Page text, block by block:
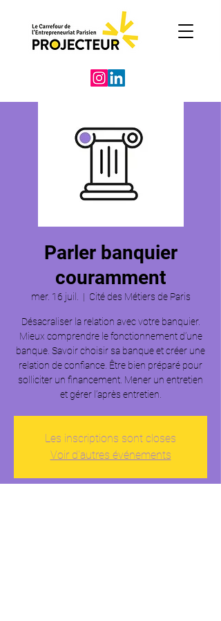
Parler banquier
couramment
mer. 16 juil.
  |
Cité des Métiers de Paris
Désacraliser la relation avec votre banquier.
Mieux comprendre le fonctionnement d’une
banque. Savoir choisir sa banque et créer une
relation de confiance. Être bien préparé pour
solliciter un financement. Mener un entretien
et gérer l’après entretien.
Les inscriptions sont closes
Voir d'autres événements